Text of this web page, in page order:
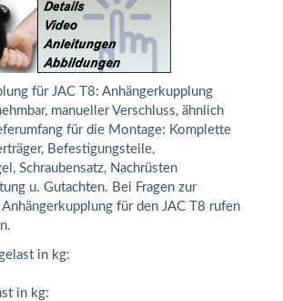
für JAC T8: Anhängerkupplung
manueller Verschluss, ähnlich
für die Montage: Komplette
Befestigungsteile,
Schraubensatz, Nachrüsten
u. Gutachten. Bei Fragen zur
für den JAC T8 rufen
in kg:
in kg: